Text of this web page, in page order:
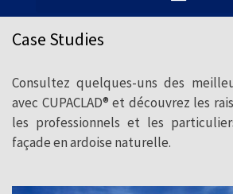
plus en plus
CUPACLAD® pour créer
Case Studies
Consultez quelques-uns des
avec CUPACLAD® et découvrez les
les professionnels et les
façade en ardoise naturelle.